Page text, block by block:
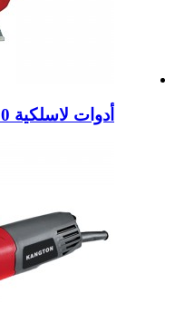
أدوات لاسلكية CT5810